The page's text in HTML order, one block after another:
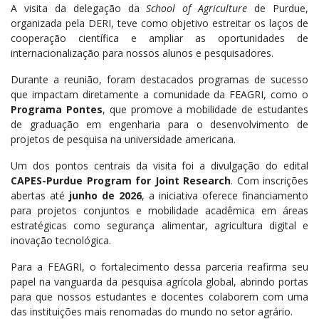
A visita da delegação daSchool of Agriculture de Purdue,
organizada pela DERI, teve como objetivo estreitar os laços de
cooperação científica e ampliar as oportunidades de
internacionalização para nossos alunos e pesquisadores.
Durante a reunião, foram destacados programas de sucesso
que impactam diretamente a comunidade da FEAGRI, como o
Programa Pontes, que promove a mobilidade de estudantes
de graduação em engenharia para o desenvolvimento de
projetos de pesquisa na universidade americana.
Um dos pontos centrais da visita foi a divulgação do edital
CAPES-Purdue Program for Joint Research. Com inscrições
abertas até junho de 2026, a iniciativa oferece financiamento
para projetos conjuntos e mobilidade acadêmica em áreas
estratégicas como segurança alimentar, agricultura digital e
inovação tecnológica.
Para a FEAGRI, o fortalecimento dessa parceria reafirma seu
papel na vanguarda da pesquisa agrícola global, abrindo portas
para que nossos estudantes e docentes colaborem com uma
das instituições mais renomadas do mundo no setor agrário.